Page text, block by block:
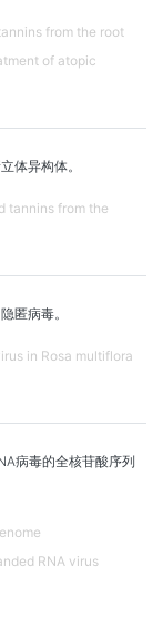
from the root
of atopic
体异构体。
tannins from the
匿病毒。
in Rosa multiflora
病毒的全核苷酸序列
RNA virus